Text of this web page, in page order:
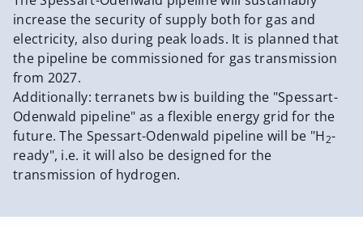
increase the security of supply both for gas and
electricity, also during peak loads. It is planned that
the pipeline be commissioned for gas transmission
from 2027.
Additionally: terranets bw is building the "Spessart-
Odenwald pipeline" as a flexible energy grid for the
future. The Spessart-Odenwald pipeline will be "H2-
ready", i.e. it will also be designed for the
transmission of hydrogen.